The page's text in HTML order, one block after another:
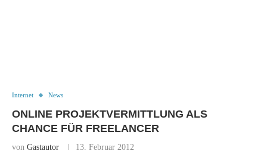
Internet News
ONLINE PROJEKTVERMITTLUNG ALS
CHANCE FÜR FREELANCER
von Gastautor 13. Februar 2012